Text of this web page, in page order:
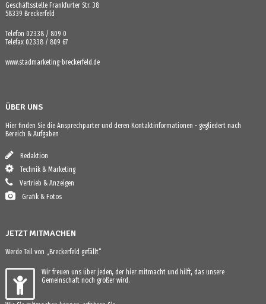
Geschäftsstelle Frankfurter Str. 38
58339 Breckerfeld
Telefon 02338 / 809 0
Telefax 02338 / 809 67
www.stadmarketing-breckerfeld.de
ÜBER UNS
Hier finden Sie die Ansprechparter und deren Kontaktinformationen - gegliedert nach
Bereich & Aufgaben
Redaktion
Technik & Marketing
Vertrieb & Anzeigen
Grafik & Fotos
JETZT MITMACHEN
Werde Teil von „Breckerfeld gefällt“
Wir freuen uns über jeden, der hier mitmacht und hilft, das unsere
Gemeinschaft noch größer wird.